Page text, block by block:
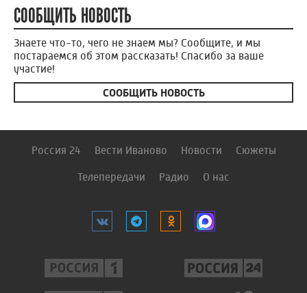
СООБЩИТЬ НОВОСТЬ
Знаете что-то, чего не знаем мы? Сообщите, и мы
постараемся об этом рассказать! Спасибо за ваше
участие!
СООБЩИТЬ НОВОСТЬ
Россия 24 Вести Иваново Новости Сюжеты
Телепередачи Радио О нас